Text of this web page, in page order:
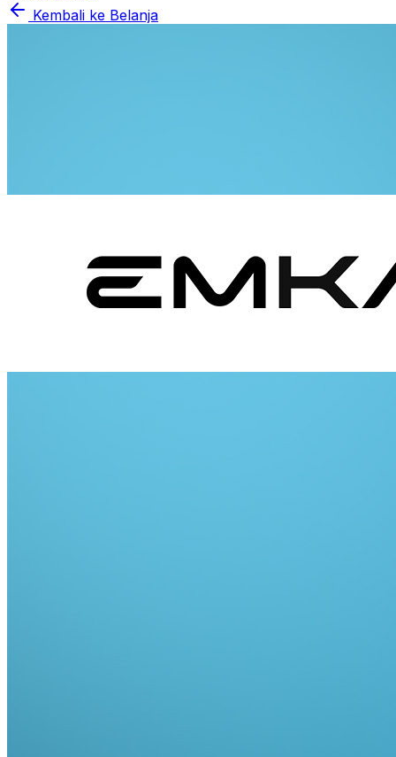
Kembali ke Belanja